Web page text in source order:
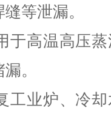
等泄漏。
于高温高压
。
工业炉、冷